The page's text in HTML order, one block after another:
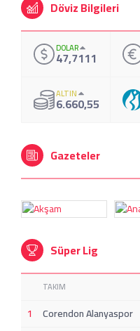
Döviz Bilgileri
DOLAR
47,7111
ALTIN
6.660,55
Gazeteler
Süper Lig
TAKIM
1 Corendon Alanyaspor